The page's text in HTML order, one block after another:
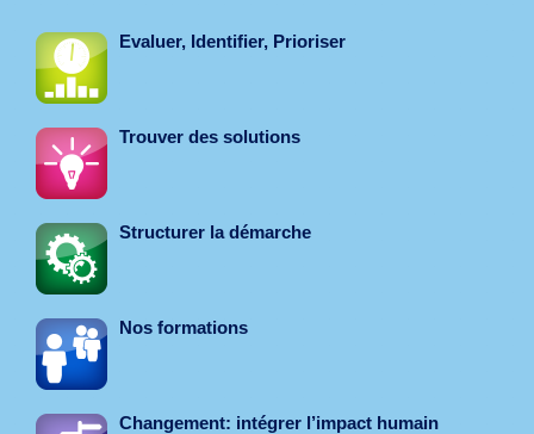
Evaluer, Identifier, Prioriser
Trouver des solutions
Structurer la démarche
Nos formations
Changement: intégrer l’impact humain